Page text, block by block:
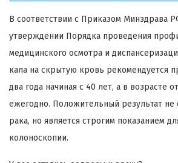
В соответствии с Приказом Минздрава
утверждении Порядка проведения
медицинского осмотра и
кала на скрытую кровь рекомендуется
два года начиная с 40 лет, а в возрасте
ежегодно. Положительный результат не
рака, но является строгим показанием
колоноскопии.